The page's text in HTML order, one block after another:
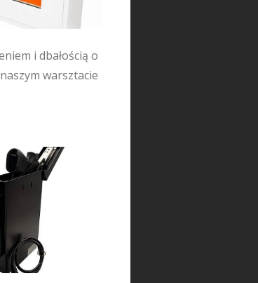
i dbałością o
warsztacie